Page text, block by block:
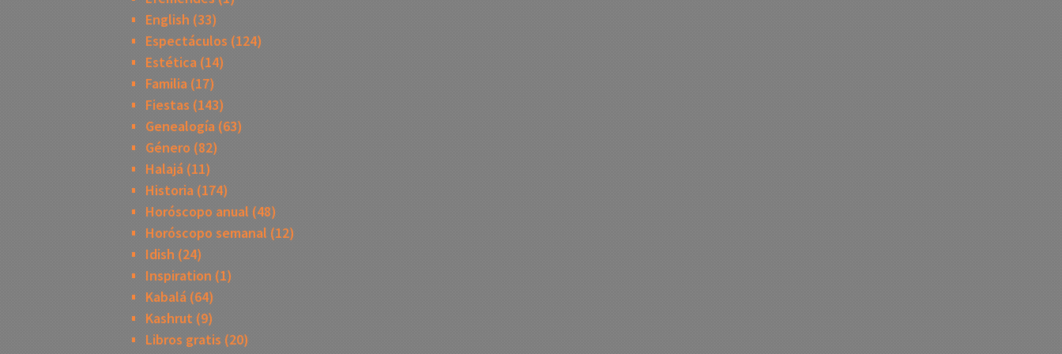
English (33)
Espectáculos (124)
Estética (14)
Familia (17)
Fiestas (143)
Genealogía (63)
Género (82)
Halajá (11)
Historia (174)
Horóscopo anual (48)
Horóscopo semanal (12)
Idish (24)
Inspiration (1)
Kabalá (64)
Kashrut (9)
Libros gratis (20)